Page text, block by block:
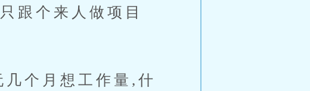
跟个来人做项目
个月想工作量,什